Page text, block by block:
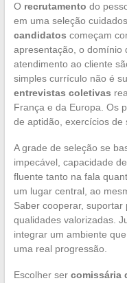
O recrutamento do
em uma seleção
candidatos começam
apresentação, o domínio
atendimento ao cliente
simples currículo não é
entrevistas coletivas
França e da Europa. Os
de aptidão, exercícios de
A grade de seleção se
impecável, capacidade
fluente tanto na fala
um lugar central, ao
Saber cooperar,
qualidades valorizadas.
integrar um ambiente
uma real progressão.
Escolher ser comissária